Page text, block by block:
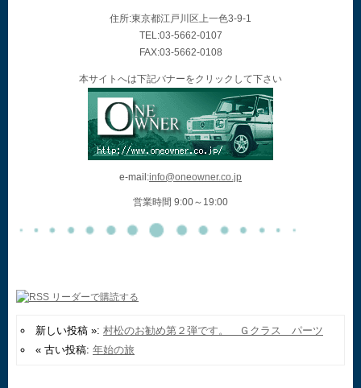
住所:東京都江戸川区上一色3-9-1
TEL:03-5662-0107
FAX:03-5662-0108
本サイトへは下記バナーをクリックして下さい
e-mail:info@oneowner.co.jp
営業時間 9:00～19:00
新しい投稿 »: 村松のお勧め第２弾です。 Ｇクラス パーツ
« 古い投稿: 年始の旅